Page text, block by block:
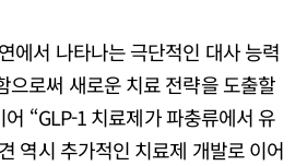
에서 나타나는 극단적인 대사 능력
으로써 새로운 치료 전략을 도출할
“GLP-1 치료제가 파충류에서 유
역시 추가적인 치료제 개발로 이어